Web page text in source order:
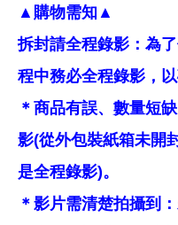
▲購物需知▲
拆封請全程錄影：為
程中務必全程錄影，
＊商品有誤、數量短
影(從外包裝紙箱未開
是全程錄影)。
＊影片需清楚拍攝到